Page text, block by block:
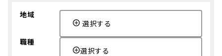
地域
選択する
職種
選択する